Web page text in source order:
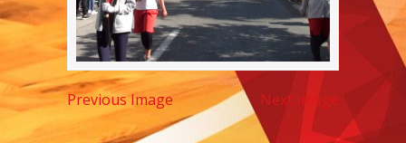
Previous Image Next Image